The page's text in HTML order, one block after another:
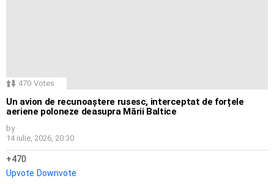
470 Votes
Un avion de recunoaștere rusesc, interceptat de forțele
aeriene poloneze deasupra Mării Baltice
by
14 iulie, 2026, 20:30
470
Upvote Downvote